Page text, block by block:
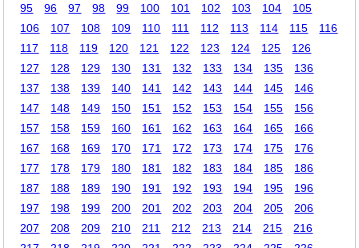
95
96 97 98 99 100 101 102 103 104
105
106
107 108 109 110 111 112 113 114 115
116
117
118 119 120 121 122 123 124 125
126
127
128 129 130 131 132 133 134 135
136
137
138 139 140 141 142 143 144 145
146
147
148 149 150 151 152 153 154 155
156
157
158 159 160 161 162 163 164 165
166
167
168 169 170 171 172 173 174 175
176
177
178 179 180 181 182 183 184 185
186
187
188 189 190 191 192 193 194 195
196
197
198 199 200 201 202 203 204 205
206
207
208 209 210 211 212 213 214 215
216